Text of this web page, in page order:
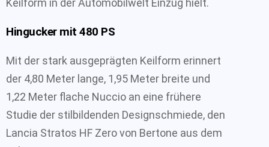
Hingucker mit 480 PS
Mit der stark ausgeprägten Keilform erinnert
der 4,80 Meter lange, 1,95 Meter breite und
1,22 Meter flache Nuccio an eine frühere
Studie der stilbildenden Designschmiede, den
Lancia Stratos HF Zero von Bertone aus dem